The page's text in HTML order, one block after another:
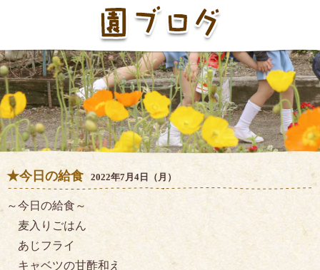
★今日の給食 2022年7月4日（月）
～今日の給食～
麦入りごはん
あじフライ
キャベツの甘酢和え